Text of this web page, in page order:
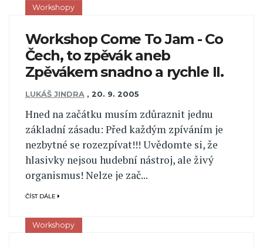
Workshopy
Workshop Come To Jam - Co
Čech, to zpěvák aneb
Zpěvákem snadno a rychle II.
LUKÁŠ JINDRA , 20. 9. 2005
Hned na začátku musím zdůraznit jednu
základní zásadu: Před každým zpíváním je
nezbytné se rozezpívat!!! Uvědomte si, že
hlasivky nejsou hudební nástroj, ale živý
organismus! Nelze je zač...
ČÍST DÁLE
Workshopy